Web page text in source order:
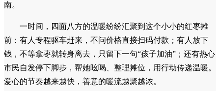
南。
一时间，四面八方的温暖纷纷汇聚到这个小小的红枣摊
前：有人专程驱车赶来，不问价格直接扫码付款；有人放下
钱，不等拿枣就转身离去，只留下一句“孩子加油”；还有热心
市民自发停下脚步，帮她吆喝、整理摊位，用行动传递温暖。
爱心的节奏越来越快，善意的暖流越聚越浓。